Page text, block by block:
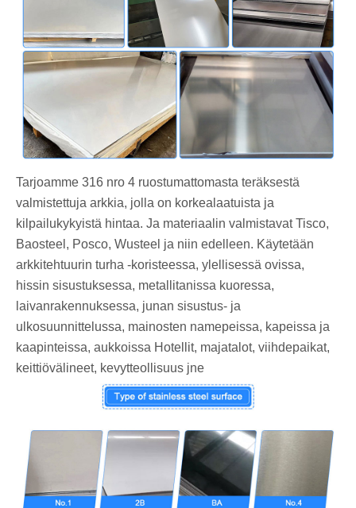
Tarjoamme 316 nro 4 ruostumattomasta teräksestä
valmistettuja arkkia, jolla on korkealaatuista ja
kilpailukykyistä hintaa. Ja materiaalin valmistavat Tisco,
Baosteel, Posco, Wusteel ja niin edelleen. Käytetään
arkkitehtuurin turha -koristeessa, ylellisessä ovissa,
hissin sisustuksessa, metallitanissa kuoressa,
laivanrakennuksessa, junan sisustus- ja
ulkosuunnittelussa, mainosten namepeissa, kapeissa ja
kaapinteissa, aukkoissa Hotellit, majatalot, viihdepaikat,
keittiövälineet, kevytteollisuus jne